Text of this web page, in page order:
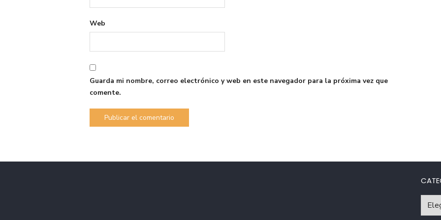
Web
Guarda mi nombre, correo electrónico y web en este navegador para la próxima vez que
comente.